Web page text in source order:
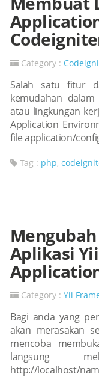
Category :
Salah satu fitur
kemudahan
atau lingkungan
Application
file application/
Tag : php,
Aplikasi
Category : Yii
Bagi anda yang
akan merasakan
mencoba
langsung
http://localhost/